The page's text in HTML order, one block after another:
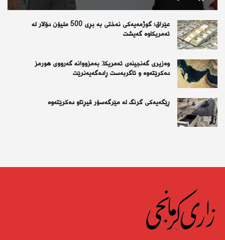
عێراق؛ گوژمەیەکی نەختی بە بڕی 500 ملیۆن دۆلار لە
ئەمریکاوە گەیشت
وەزیری گەنجینەی ئەمریکا: بەمزووانە گەرووی هورمز
دەکرێتەوە و ئاگربەست ڕادەگەیەنرێت
ڕێگەیەكی گرنگ لە مێرگەسۆر قیڕتاو دەكرێتەوە